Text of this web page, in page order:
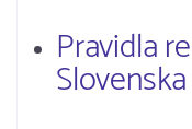
Pravidla